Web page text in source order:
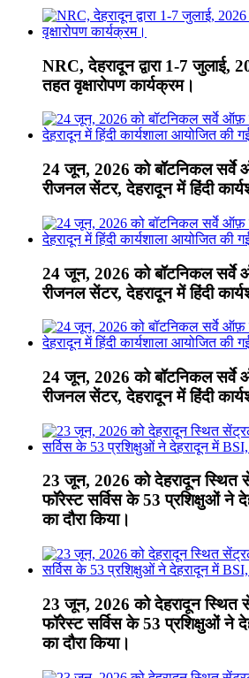
NRC, देहरादून द्वारा 1-7 जुलाई,
तहत वृक्षारोपण कार्यक्रम।
24 जून, 2026 को बॉटनिकल सर्वे
रीजनल सेंटर, देहरादून में हिंदी
24 जून, 2026 को बॉटनिकल सर्वे
रीजनल सेंटर, देहरादून में हिंदी
24 जून, 2026 को बॉटनिकल सर्वे
रीजनल सेंटर, देहरादून में हिंदी
23 जून, 2026 को देहरादून स्थित
फॉरेस्ट सर्विस के 53 प्रशिक्षुओं ने
का दौरा किया।
23 जून, 2026 को देहरादून स्थित
फॉरेस्ट सर्विस के 53 प्रशिक्षुओं ने
का दौरा किया।